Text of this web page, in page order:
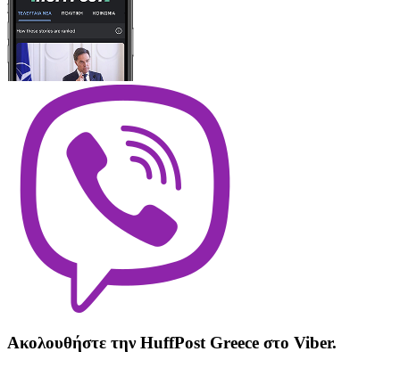
Ακολουθήστε την HuffPost Greece στο Viber.